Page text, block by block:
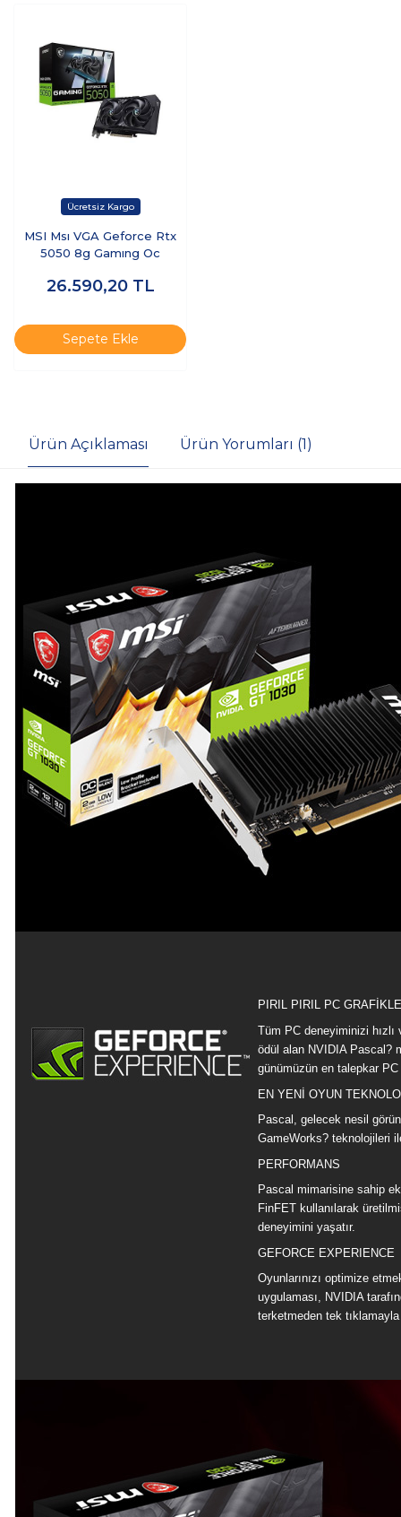
MSI Msı VGA Geforce Rtx
5050 8g Gamıng Oc
26.590,20 TL
Sepete Ekle
Ürün Açıklaması Ürün Yorumları (1)
PIRIL PIRIL PC
Tüm PC deneyiminizi
ödül alan NVIDIA Pascal?
günümüzün en talepkar PC
EN YENİ OYUN
Pascal, gelecek nesil
GameWorks? teknolojileri
PERFORMANS
Pascal mimarisine sahip
FinFET kullanılarak
deneyimini yaşatır.
GEFORCE EXPERIENCE
Oyunlarınızı optimize
uygulaması, NVIDIA
terketmeden tek